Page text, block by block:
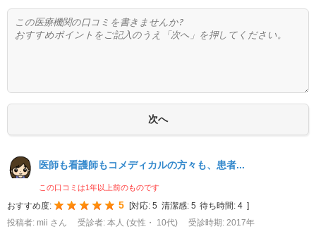
医師も看護師もコメディカルの方々も、患者...
この口コミは1年以上前のものです
おすすめ度: 5 対応: 5 清潔感: 5 待ち時間: 4
投稿者: mii さん
受診者: 本人 (女性・ 10代) 受診時期: 2017年